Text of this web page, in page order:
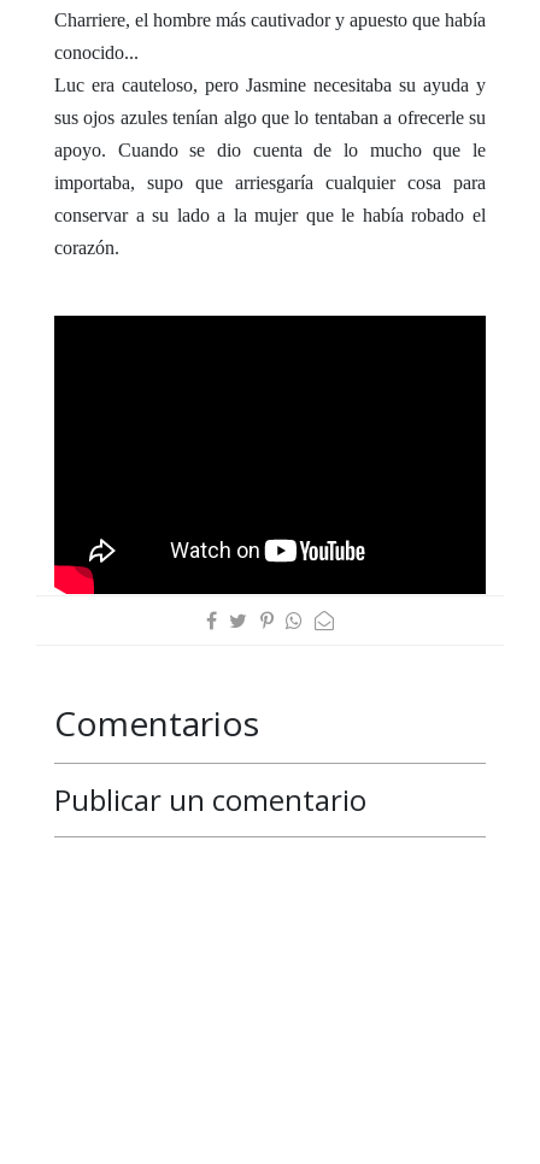
Charriere, el hombre más cautivador y apuesto que había
conocido...
Luc era cauteloso, pero Jasmine necesitaba su ayuda y
sus ojos azules tenían algo que lo tentaban a ofrecerle su
apoyo. Cuando se dio cuenta de lo mucho que le
importaba, supo que arriesgaría cualquier cosa para
conservar a su lado a la mujer que le había robado el
corazón.
Comentarios
Publicar un comentario